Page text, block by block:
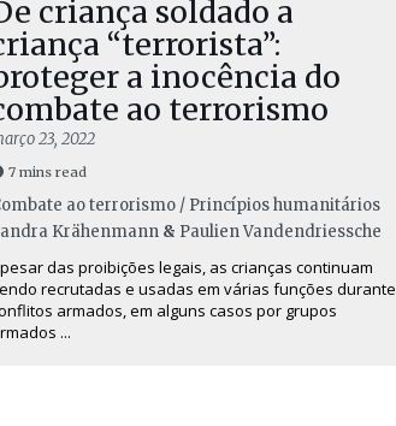
criança soldado a
“terrorista”:
a inocência do
ao terrorismo
23, 2022
7 mins read
ao terrorismo / Princípios humanitários
Krähenmann & Paulien Vandendriessche
das proibições legais, as crianças continuam
recrutadas e usadas em várias funções durante
armados, em alguns casos por grupos
...